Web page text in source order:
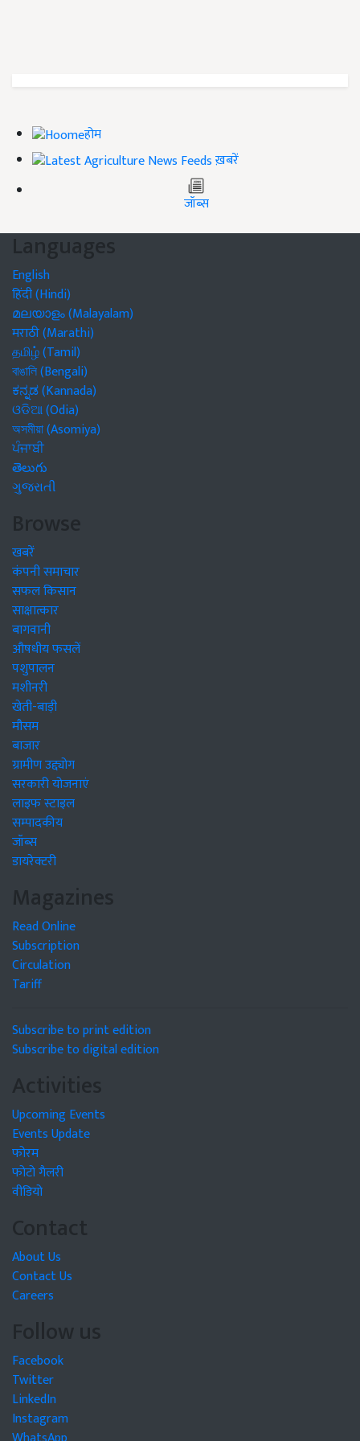
होम
ख़बरें
जॉब्स
Languages
English
हिंदी (Hindi)
മലയാളം (Malayalam)
मराठी (Marathi)
தமிழ் (Tamil)
বাঙালি (Bengali)
ಕನ್ನಡ (Kannada)
ଓଡିଆ (Odia)
অসমীয়া (Asomiya)
ਪੰਜਾਬੀ
తెలుగు
ગુજરાતી
Browse
खबरें
कंपनी समाचार
सफल किसान
साक्षात्कार
बागवानी
औषधीय फसलें
पशुपालन
मशीनरी
खेती-बाड़ी
मौसम
बाजार
ग्रामीण उद्द्योग
सरकारी योजनाएं
लाइफ स्टाइल
सम्पादकीय
जॉब्स
डायरेक्टरी
Magazines
Read Online
Subscription
Circulation
Tariff
Subscribe to print edition
Subscribe to digital edition
Activities
Upcoming Events
Events Update
फोरम
फोटो गैलरी
वीडियो
Contact
About Us
Contact Us
Careers
Follow us
Facebook
Twitter
LinkedIn
Instagram